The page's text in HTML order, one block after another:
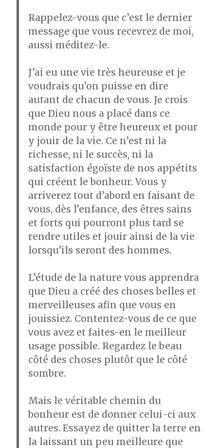
Rappelez-vous que c’est le dernier
message que vous recevrez de moi,
aussi méditez-le.
J’ai eu une vie très heureuse et je
voudrais qu’on puisse en dire
autant de chacun de vous. Je crois
que Dieu nous a placé dans ce
monde pour y être heureux et pour
y jouir de la vie. Ce n’est ni la
richesse, ni le succès, ni la
satisfaction égoïste de nos appétits
qui créent le bonheur. Vous y
arriverez tout d’abord en faisant de
vous, dès l’enfance, des êtres sains
et forts qui pourront plus tard se
rendre utiles et jouir ainsi de la vie
lorsqu’ils seront des hommes.
L’étude de la nature vous apprendra
que Dieu a créé des choses belles et
merveilleuses afin que vous en
jouissiez. Contentez-vous de ce que
vous avez et faites-en le meilleur
usage possible. Regardez le beau
côté des choses plutôt que le côté
sombre.
Mais le véritable chemin du
bonheur est de donner celui-ci aux
autres. Essayez de quitter la terre en
la laissant un peu meilleure que